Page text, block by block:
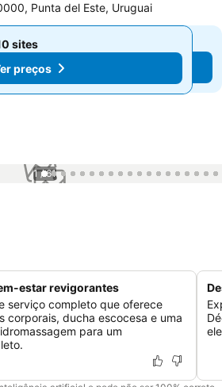
Punta del Este, Uruguai
sites
Ver preços
sites
preços
1 / 61
estar revigorantes
serviço completo que oferece
corporais, ducha escocesa e uma
para um